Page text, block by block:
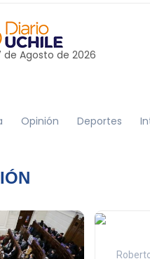
de Agosto de 2026
Opinión Deportes